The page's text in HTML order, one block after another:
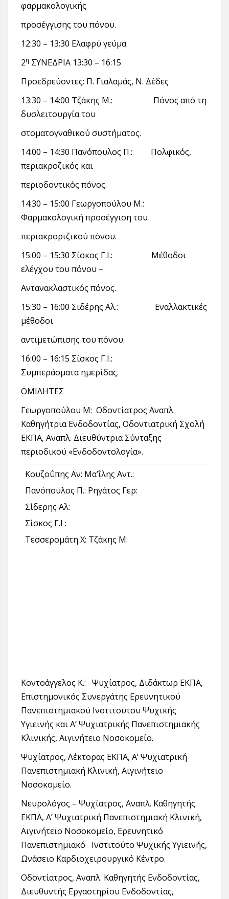
φαρμακολογικής
προσέγγισης του πόνου.
12:30 – 13:30 Ελαφρύ γεύμα
2η ΣΥΝΕΔΡΙΑ 13:30 – 16:15
Προεδρεύοντες: Π. Γιαλαμάς, Ν. Δέδες
13:30 – 14:00 Τζάκης Μ.: Πόνος από τη
δυσλειτουργία του
στοματογναθικού συστήματος.
14:00 – 14:30 Πανόπουλος Π.: Πολφικός,
περιακροζικός και
περιοδοντικός πόνος.
14:30 – 15:00 Γεωργοπούλου Μ.:
Φαρμακολογική προσέγγιση του
περιακροριζικού πόνου.
15:00 – 15:30 Σίσκος Γ.Ι.: Μέθοδοι
ελέγχου του πόνου –
Αντανακλαστικός πόνος.
15:30 – 16:00 Σιδέρης Αλ.: Εναλλακτικές
μέθοδοι
αντιμετώπισης του πόνου.
16:00 – 16:15 Σίσκος Γ.Ι.:
Συμπεράσματα ημερίδας.
ΟΜΙΛΗΤΕΣ
Γεωργοπούλου Μ: Οδοντίατρος Αναπλ.
Καθηγήτρια Ενδοδοντίας, Οδοντιατρική Σχολή
ΕΚΠΑ, Αναπλ. Διευθύντρια Σύνταξης
περιοδικού «Ενδοδοντολογία».
Κουζοΰπης Αν: Μα’ΐλης Αντ.:
Πανόπουλος Π.: Ρηγάτος Γερ:
Σίδερης Αλ:
Σίσκος Γ.Ι :
Τεσσερομάτη Χ: Τζάκης Μ:
Κοντοάγγελος Κ.: Ψυχίατρος, Διδάκτωρ ΕΚΠΑ,
Επιστημονικός Συνεργάτης Ερευνητικού
Πανεπιστημιακού Ινστιτούτου Ψυχικής
Υγιεινής και Α’ Ψυχιατρικής Πανεπιστημιακής
Κλινικής, Αιγινήτειο Νοσοκομείο.
Ψυχίατρος, Λέκτορας ΕΚΠΑ, Α’ Ψυχιατρική
Πανεπιστημιακή Κλινική, Αιγινήτειο
Νοσοκομείο.
Νευρολόγος – Ψυχίατρος, Αναπλ. Καθηγητής
ΕΚΠΑ, Α’ Ψυχιατρική Πανεπιστημιακή Κλινική,
Αιγινήτειο Νοσοκομείο, Ερευνητικό
Πανεπιστημιακό Ινστιτούτο Ψυχικής Υγιεινής,
Ωνάσειο Καρδιοχειρουργικό Κέντρο.
Οδοντίατρος, Αναπλ. Καθηγητής Ενδοδοντίας,
Διευθυντής Εργαστηρίου Ενδοδοντίας,